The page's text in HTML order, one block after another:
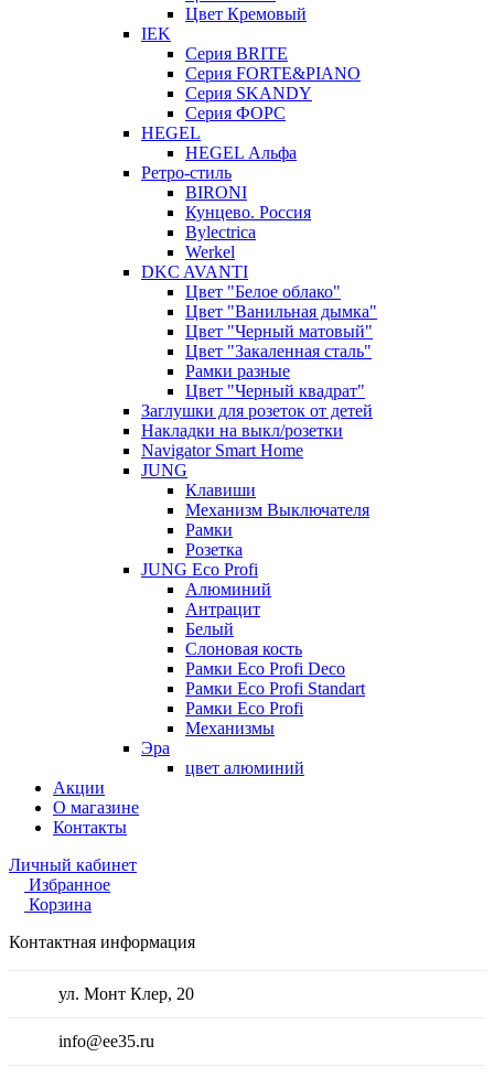
Цвет Кремовый
IEK
Серия BRITE
Серия FORTE&PIANO
Серия SKANDY
Серия ФОРС
HEGEL
HEGEL Альфа
Ретро-стиль
BIRONI
Кунцево. Россия
Bylectrica
Werkel
DKC AVANTI
Цвет "Белое облако"
Цвет "Ванильная дымка"
Цвет "Черный матовый"
Цвет "Закаленная сталь"
Рамки разные
Цвет "Черный квадрат"
Заглушки для розеток от детей
Накладки на выкл/розетки
Navigator Smart Home
JUNG
Клавиши
Механизм Выключателя
Рамки
Розетка
JUNG Eco Profi
Алюминий
Антрацит
Белый
Слоновая кость
Рамки Eco Profi Deco
Рамки Eco Profi Standart
Рамки Eco Profi
Механизмы
Эра
цвет алюминий
Акции
О магазине
Контакты
Личный кабинет
Избранное
Корзина
Контактная информация
ул. Монт Клер, 20
info@ee35.ru